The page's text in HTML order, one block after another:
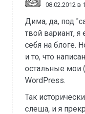
08.02.2012 в
Дима, да, под
твой вариант, я
себя на блоге.
и то, что
остальные мои
WordPress.
Так
слеша, и я